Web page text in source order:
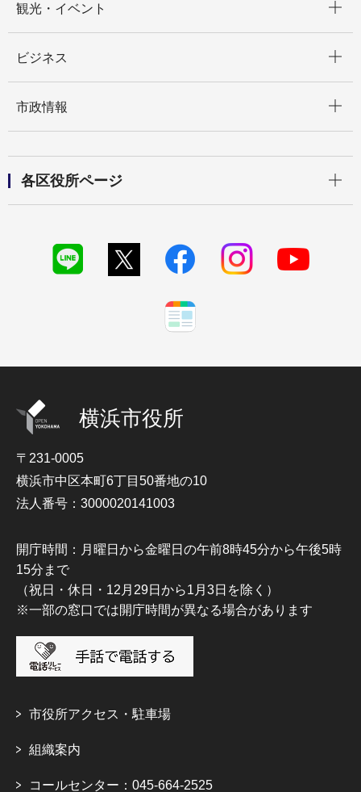
観光・イベント
ビジネス
市政情報
各区役所ページ
横浜市役所
〒231-0005
横浜市中区本町6丁目50番地の10
法人番号：3000020141003
開庁時間：月曜日から金曜日の午前8時45分から午後5時
15分まで
（祝日・休日・12月29日から1月3日を除く）
※一部の窓口では開庁時間が異なる場合があります
市役所アクセス・駐車場
組織案内
コールセンター：045-664-2525